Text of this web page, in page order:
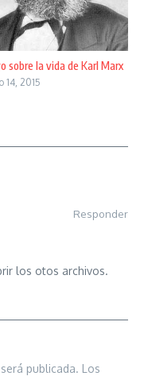
sobre la vida de Karl Marx
14, 2015
Responder
los otos archivos.
publicada. Los